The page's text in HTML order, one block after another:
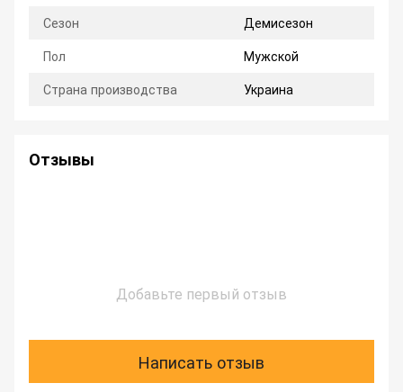
Сезон
Демисезон
Пол
Мужской
Страна производства
Украина
Отзывы
Добавьте первый отзыв
Написать отзыв